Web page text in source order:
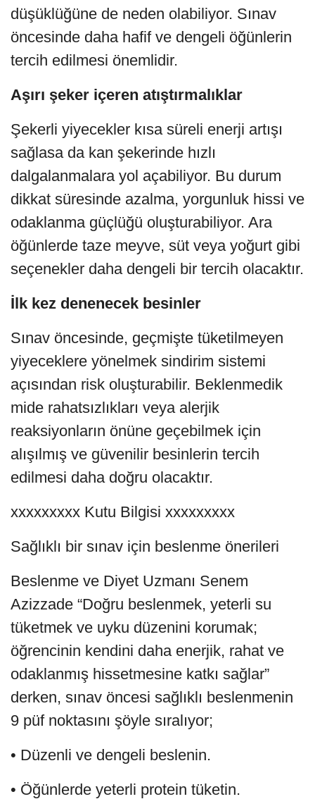
düşüklüğüne de neden olabiliyor. Sınav
öncesinde daha hafif ve dengeli öğünlerin
tercih edilmesi önemlidir.
Aşırı şeker içeren atıştırmalıklar
Şekerli yiyecekler kısa süreli enerji artışı
sağlasa da kan şekerinde hızlı
dalgalanmalara yol açabiliyor. Bu durum
dikkat süresinde azalma, yorgunluk hissi ve
odaklanma güçlüğü oluşturabiliyor. Ara
öğünlerde taze meyve, süt veya yoğurt gibi
seçenekler daha dengeli bir tercih olacaktır.
İlk kez denenecek besinler
Sınav öncesinde, geçmişte tüketilmeyen
yiyeceklere yönelmek sindirim sistemi
açısından risk oluşturabilir. Beklenmedik
mide rahatsızlıkları veya alerjik
reaksiyonların önüne geçebilmek için
alışılmış ve güvenilir besinlerin tercih
edilmesi daha doğru olacaktır.
xxxxxxxxx Kutu Bilgisi xxxxxxxxx
Sağlıklı bir sınav için beslenme önerileri
Beslenme ve Diyet Uzmanı Senem
Azizzade “Doğru beslenmek, yeterli su
tüketmek ve uyku düzenini korumak;
öğrencinin kendini daha enerjik, rahat ve
odaklanmış hissetmesine katkı sağlar”
derken, sınav öncesi sağlıklı beslenmenin
9 püf noktasını şöyle sıralıyor;
• Düzenli ve dengeli beslenin.
• Öğünlerde yeterli protein tüketin.